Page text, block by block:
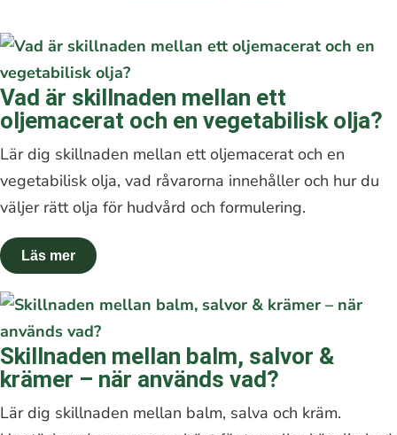
Vad är skillnaden mellan ett
oljemacerat och en vegetabilisk olja?
Lär dig skillnaden mellan ett oljemacerat och en
vegetabilisk olja, vad råvarorna innehåller och hur du
väljer rätt olja för hudvård och formulering.
Skillnaden mellan balm, salvor &
krämer – när används vad?
Lär dig skillnaden mellan balm, salva och kräm.